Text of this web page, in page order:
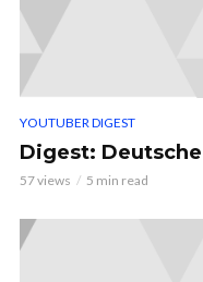
YOUTUBER DIGEST
Digest: Deutsche
57 views 5 min read